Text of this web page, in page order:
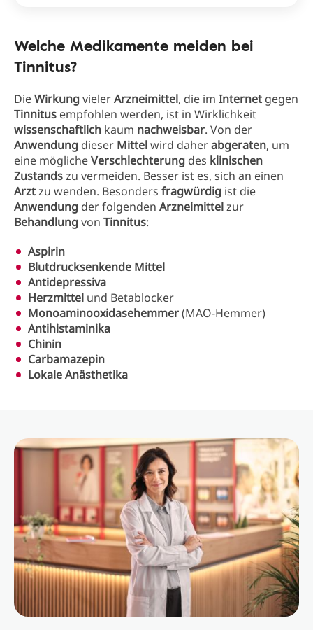
Welche Medikamente meiden bei
Tinnitus?
DieWirkungvielerArzneimittel, die im Internet gegen
Tinnitus empfohlen werden, ist in Wirklichkeit
wissenschaftlich kaum nachweisbar. Von der
Anwendung dieser Mittelwird daherabgeraten, um
eine möglicheVerschlechterung des klinischen
Zustandszu vermeiden. Besser ist es, sich an einen
Arztzu wenden. Besonders fragwürdig ist die
Anwendung der folgenden Arzneimittelzur
Behandlungvon Tinnitus:
Aspirin
Blutdrucksenkende Mittel
Antidepressiva
Herzmittel und Betablocker
Monoaminooxidasehemmer(MAO-Hemmer)
Antihistaminika
Chinin
Carbamazepin
LokaleAnästhetika